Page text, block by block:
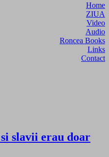
Home
ZIUA
Video
Audio
Roncea Books
Links
Contact
slavii erau doar